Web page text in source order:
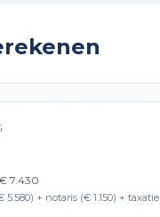
7.430
+ notaris (€ 1.150) + taxatie